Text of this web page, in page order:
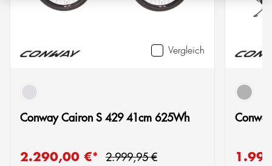
Vergleich
grau
Conway Cairon S 429 41cm 625Wh
Verkaufspreis:
2.290,00 €* Regulärer Preis:
2.999,95 €